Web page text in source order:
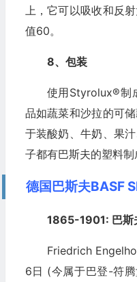
上，它可以吸收和反
值60。
8、包装
使用Styrolux®制
品如蔬菜和沙拉的可
于装酸奶、牛奶、果
子都有巴斯夫的塑料制
德国巴斯夫BASF
1865-1901: 巴斯
Friedrich
6日 (今属于巴登-符